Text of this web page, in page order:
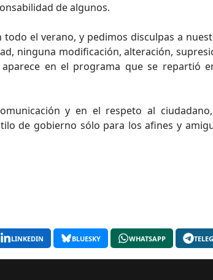
de algunos.
el verano, y pedimos disculpas a
ninguna modificación, alteración,
en el programa que se repartió
y en el respeto al
de gobierno sólo para los afines y
LINKEDIN BLUESKY WHATSAPP